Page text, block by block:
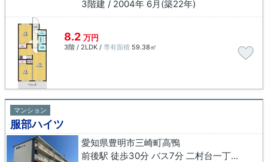
3階建 / 2004年 6月(築22年)
8.2 万円
3階 / 2LDK / 専有面積 59.38㎡
マンション
服部ハイツ
愛知県豊明市三崎町高鴨
前後駅 徒歩30分 バス7分 二村台一丁目下車 徒歩11分